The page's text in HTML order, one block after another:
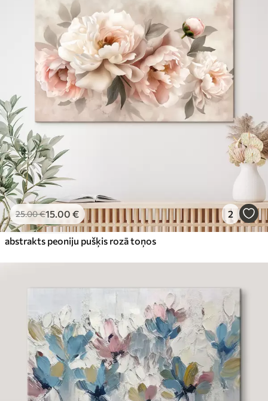
25.00€15.00 € 2
abstrakts peoniju pušķis rozā toņos